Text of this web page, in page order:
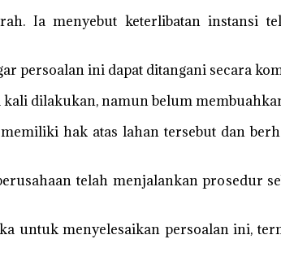
Ia menyebut keterlibatan instansi
persoalan ini dapat ditangani secara
dilakukan, namun belum
hak atas lahan tersebut dan
telah menjalankan prosedur
untuk menyelesaikan persoalan ini,